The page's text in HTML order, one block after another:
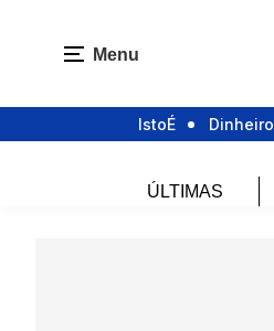
Menu
IstoÉ Dinheiro
ÚLTIMAS